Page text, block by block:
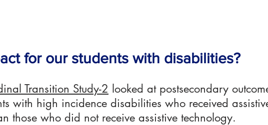
for our students with disabilities?
Transition Study-2 looked at postsecondary
with high incidence disabilities who received
those who did not receive assistive technology.